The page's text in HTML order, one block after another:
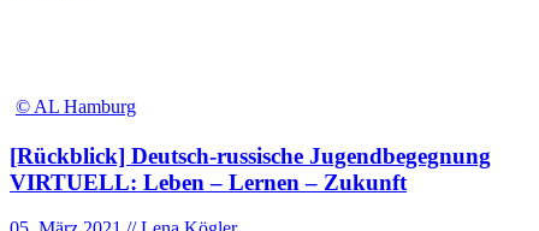
© AL Hamburg
[Rückblick] Deutsch-russische Jugendbegegnung
VIRTUELL: Leben – Lernen – Zukunft